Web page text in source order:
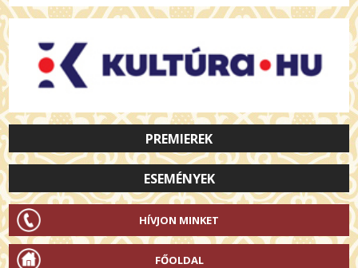
PREMIEREK
ESEMÉNYEK
HÍVJON MINKET
FŐOLDAL